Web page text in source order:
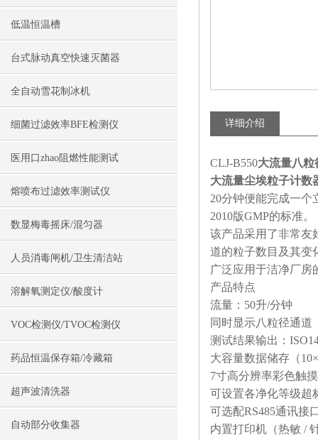
低温恒温槽
台式脉动真空快速灭菌器
全自动雪花制冰机
细菌过滤效率BFE检测仪
医用口zhao阻燃性能测试
熔喷布过滤效率测试仪
数显梅毒摇床/混匀器
人员消毒闸机/卫生清洁站
溶解氧测定仪/酸度计
VOC检测仪/TVOC检测仪
药品恒温保存箱/冷藏箱
超声波清洗器
自动部分收集器
详细介绍
CLJ-B550大流量八
大流量尘埃粒子计数
20分钟便能完成一个
2010版GMP的标准。
该产品采用了非常友
道的粒子数目及其变
广泛应用于洁净厂房
产品特点
流量：50升/分钟
同时显示八粒径通道
测试结果输出：
大容量数据储存（
7寸高分辨率彩色触
可设置各净化等级超
可选配RS485通讯接
内置打印机（热敏 /